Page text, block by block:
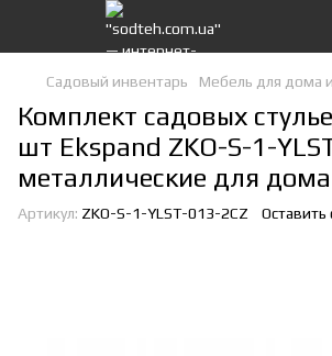
Садовый инвентарь Мебель для дома
Комплект садовых
шт Ekspand ZKO-S-1-
металлические для
Артикул: ZKO-S-1-YLST-013-2CZ Оставить